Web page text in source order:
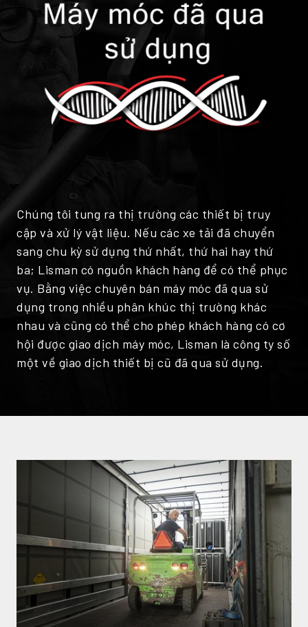
Chúng tôi tung ra thị trường các thiết bị truy
cập và xử lý vật liệu. Nếu các xe tải đã chuyển
sang chu kỳ sử dụng thứ nhất, thứ hai hay thứ
ba; Lisman có nguồn khách hàng để có thể phục
vụ. Bằng việc chuyên bán máy móc đã qua sử
dụng trong nhiều phân khúc thị trường khác
nhau và cũng có thể cho phép khách hàng có cơ
hội được giao dịch máy móc, Lisman là công ty số
một về giao dịch thiết bị cũ đã qua sử dụng.